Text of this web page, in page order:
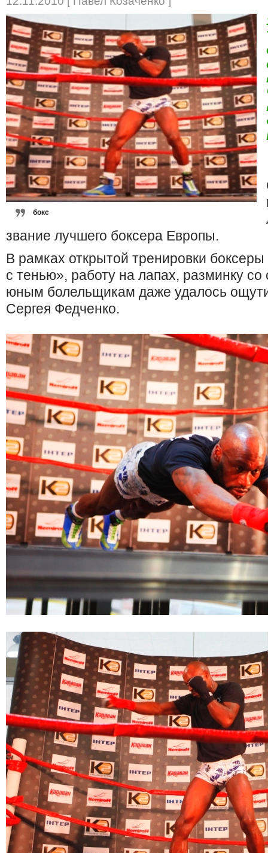
бокс
звание лучшего боксера Европы.
В рамках открытой тренировки
с тенью», работу на лапах, разминку
юным болельщикам даже удалось
Сергея Федченко.